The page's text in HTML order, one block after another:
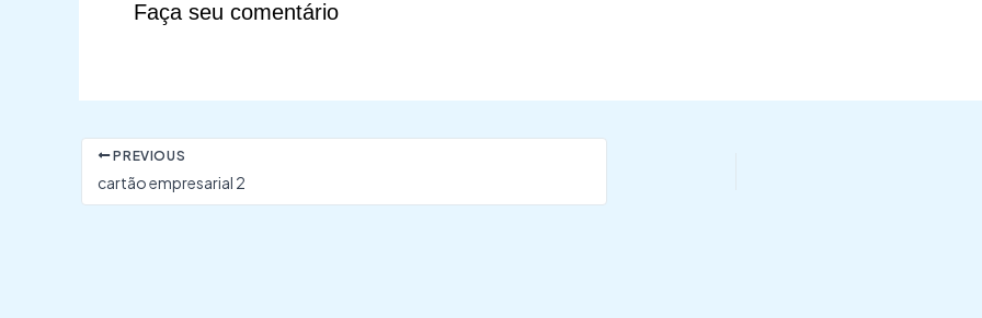
Faça seu comentário
PREVIOUS
cartão empresarial 2